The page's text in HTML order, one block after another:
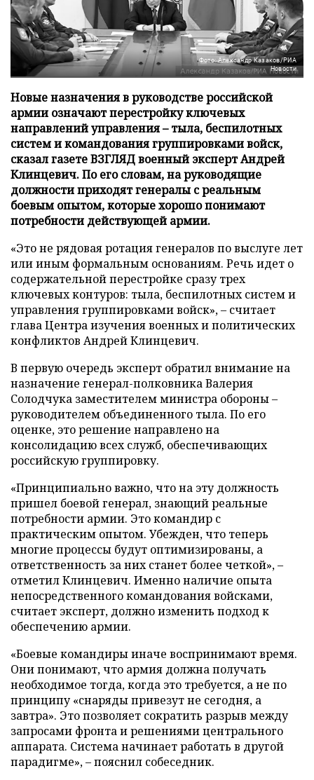
Фото: Александр Казаков/РИА
Новости
Новые назначения в руководстве российской
армии означают перестройку ключевых
направлений управления – тыла, беспилотных
систем и командования группировками войск,
сказал газете ВЗГЛЯД военный эксперт Андрей
Клинцевич. По его словам, на руководящие
должности приходят генералы с реальным
боевым опытом, которые хорошо понимают
потребности действующей армии.
«Это не рядовая ротация генералов по выслуге лет
или иным формальным основаниям. Речь идет о
содержательной перестройке сразу трех
ключевых контуров: тыла, беспилотных систем и
управления группировками войск», – считает
глава Центра изучения военных и политических
конфликтов Андрей Клинцевич.
В первую очередь эксперт обратил внимание на
назначение генерал-полковника Валерия
Солодчука заместителем министра обороны –
руководителем объединенного тыла. По его
оценке, это решение направлено на
консолидацию всех служб, обеспечивающих
российскую группировку.
«Принципиально важно, что на эту должность
пришел боевой генерал, знающий реальные
потребности армии. Это командир с
практическим опытом. Убежден, что теперь
многие процессы будут оптимизированы, а
ответственность за них станет более четкой», –
отметил Клинцевич. Именно наличие опыта
непосредственного командования войсками,
считает эксперт, должно изменить подход к
обеспечению армии.
«Боевые командиры иначе воспринимают время.
Они понимают, что армия должна получать
необходимое тогда, когда это требуется, а не по
принципу «снаряды привезут не сегодня, а
завтра». Это позволяет сократить разрыв между
запросами фронта и решениями центрального
аппарата. Система начинает работать в другой
парадигме», – пояснил собеседник.